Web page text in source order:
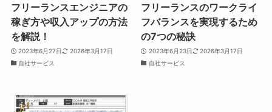
フリーランスエンジニアの
稼ぎ方や収入アップの方法
を解説！
2023年6月27日
2026年3月17日
自社サービス
フリーランスのワークライ
フバランスを実現するため
の7つの秘訣
2023年6月23日
2026年3月17日
自社サービス